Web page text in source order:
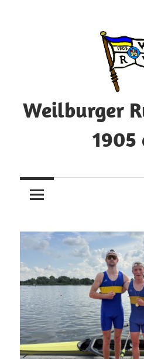
Weilburger
1905